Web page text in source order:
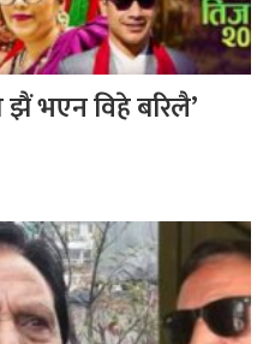
झैं भएन विहे बरिलै’